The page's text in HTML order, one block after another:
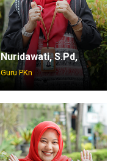
Nuridawati, S.Pd,
Guru PKn